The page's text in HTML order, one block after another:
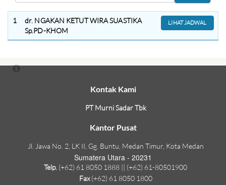
1
dr. NGAKAN KETUT WIRA SUASTIKA
Sp.PD-KHOM
LIHAT JADWAL
Kontak Kami
PT Murni Sadar Tbk
Kantor Pusat
Jl. Jawa No. 2, LK II, Gg. Buntu, Medan Timur, Kota Medan
Sumatera Utara - 20231
Telp. (+62) 61 8050 1888 || (+62) 61-80501900
Fax(+62) 61 8050 1800